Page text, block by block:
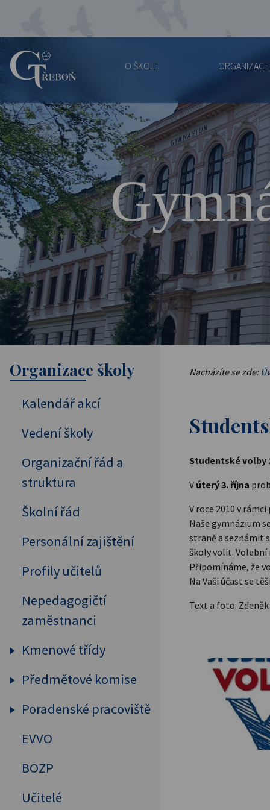
Gymnázium
Třeboň
O ŠKOLE
Nacházíte se zde:
Studentské volby
V úterý 3. října
V roce 2010 v
Naše gymnázium
straně a seznámit
školy volit.
Připomínáme, že
Na Vaši účast se
Text a foto: Zdeněk
Organizace školy
Kalendář akcí
Vedení školy
Organizační řád a
struktura
Školní řád
Personální zajištění
Profily učitelů
Nepedagogičtí
zaměstnanci
Kmenové třídy
Prima
Sekunda
Sexta
Předmětové komise
Humanitní předměty
Tělesná výchova
Poradenské pracoviště
Primární prevence
EVVO
BOZP
Učitelé